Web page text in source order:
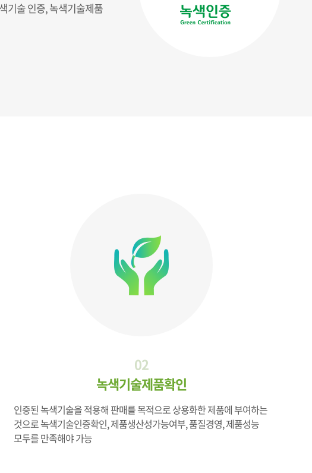
기술 인증, 녹색기술제품
02
녹색기술제품확인
인증된 녹색기술을 적용해 판매를 목적으로 상용화한 제품에 부여하는
것으로 녹색기술인증확인, 제품생산성가능여부, 품질경영, 제품성능
모두를 만족해야 가능